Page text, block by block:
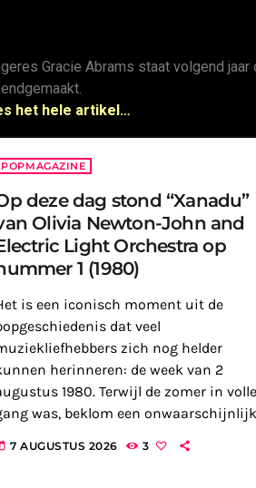
Gracie Abrams staat volgend
het hele artikel…
POPMAGAZINE
deze dag stond “Xanadu”
Olivia Newton-John and
Light Orchestra op
1 (1980)
is een iconisch moment uit de
dat veel
zich nog helder
herinneren: de week van 2
1980. Terwijl de zomer in volle
was, beklom een
Nederlandse Top 40. “Xanadu”, de
7 AUGUSTUS 2026 3